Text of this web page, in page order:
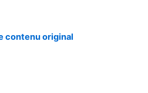
contenu original